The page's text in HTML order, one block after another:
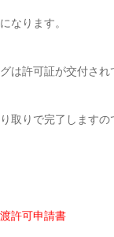
なります。
は許可証が交付され
取りで完了します
許可申請書